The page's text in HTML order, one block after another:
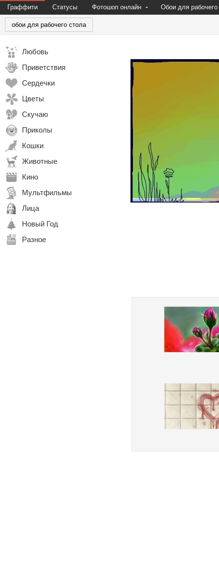
Граффити Статусы Фотошоп онлайн Обои для рабочего
обои для рабочего стола
Любовь
Приветствия
Сердечки
Цветы
Скучаю
Приколы
Кошки
Животные
Кино
Мультфильмы
Лица
Новый Год
Разное